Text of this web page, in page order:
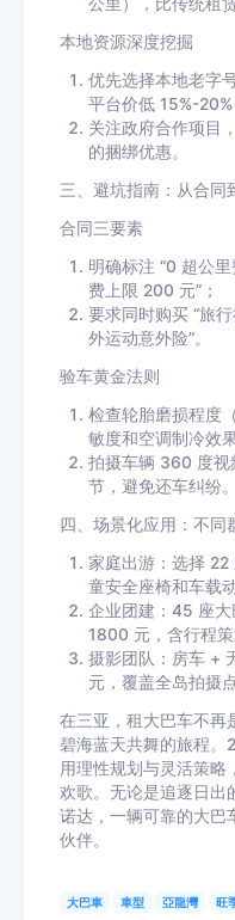
本地资源深度挖掘
优先选择本地老字
平台价低 15%-20%
关注政府合作项目
的捆绑优惠。
三、避坑指南：从合同
合同三要素
明确标注 “0 超公
费上限 200 元”；
要求同时购买 “旅
外运动意外险”。
验车黄金法则
检查轮胎磨损程度
敏度和空调制冷效
拍摄车辆 360 度视
节，避免还车纠纷。
四、场景化应用：不同
家庭出游：选择
童安全座椅和车载
企业团建：45 座
1800 元，含行程策
摄影团队：房车 +
元，覆盖全岛拍摄点
在三亚，租大巴车不再
碧海蓝天共舞的旅程。
用理性规划与灵活策略
欢歌。无论是追逐日出
诺达，一辆可靠的大巴
伙伴。
大巴車 車型 亞龍灣 旺